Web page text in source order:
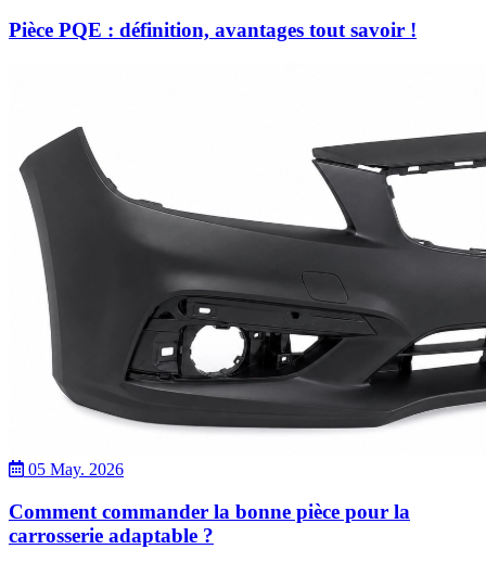
Pièce PQE : définition, avantages tout savoir !
05 May. 2026
Comment commander la bonne pièce pour la
carrosserie adaptable ?